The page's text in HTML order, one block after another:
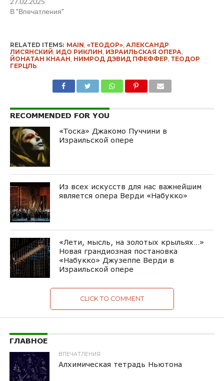
В "Впечатления"
RELATED ITEMS: MAIN «ТЕОДОР», АЛЕКСАНДР
ЛИСЯНСКИЙ ИДО РИКЛИН ИЗРАИЛЬСКАЯ ОПЕРА
ЙОНАТАН КНААН НИМРОД ДЭВИД ПФЕФФЕР ТЕОДОР
ГЕРЦЛЬ
RECOMMENDED FOR YOU
«Тоска» Джакомо Пуччини в
Израильской опере
Из всех искусств для нас важнейшим
является опера Верди «Набукко»
«Лети, мысль, на золотых крыльях…»
Новая грандиозная постановка
«Набукко» Джузеппе Верди в
Израильской опере
CLICK TO COMMENT
ГЛАВНОЕ
ВПЕЧАТЛЕНИЯ
Алхимическая тетрадь Ньютона